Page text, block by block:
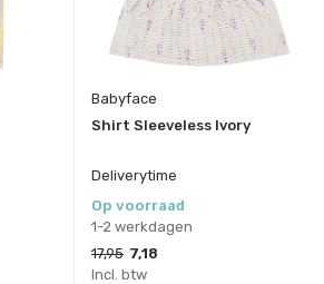
Babyface
Shirt Sleeveless Ivory
Deliverytime
Op voorraad
1-2 werkdagen
17,95 7,18
Incl. btw